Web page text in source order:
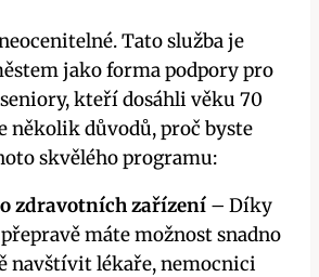
Tato služba je
jako forma podpory pro
kteří dosáhli věku 70
několik důvodů, proč byste
skvělého programu:
zdravotních zařízení – Díky
máte možnost snadno
navštívit lékaře, nemocnici